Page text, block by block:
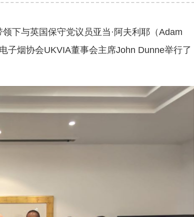
下与英国保守党议员亚当·阿夫利耶（Adam
子烟协会UKVIA董事会主席John Dunne举行了